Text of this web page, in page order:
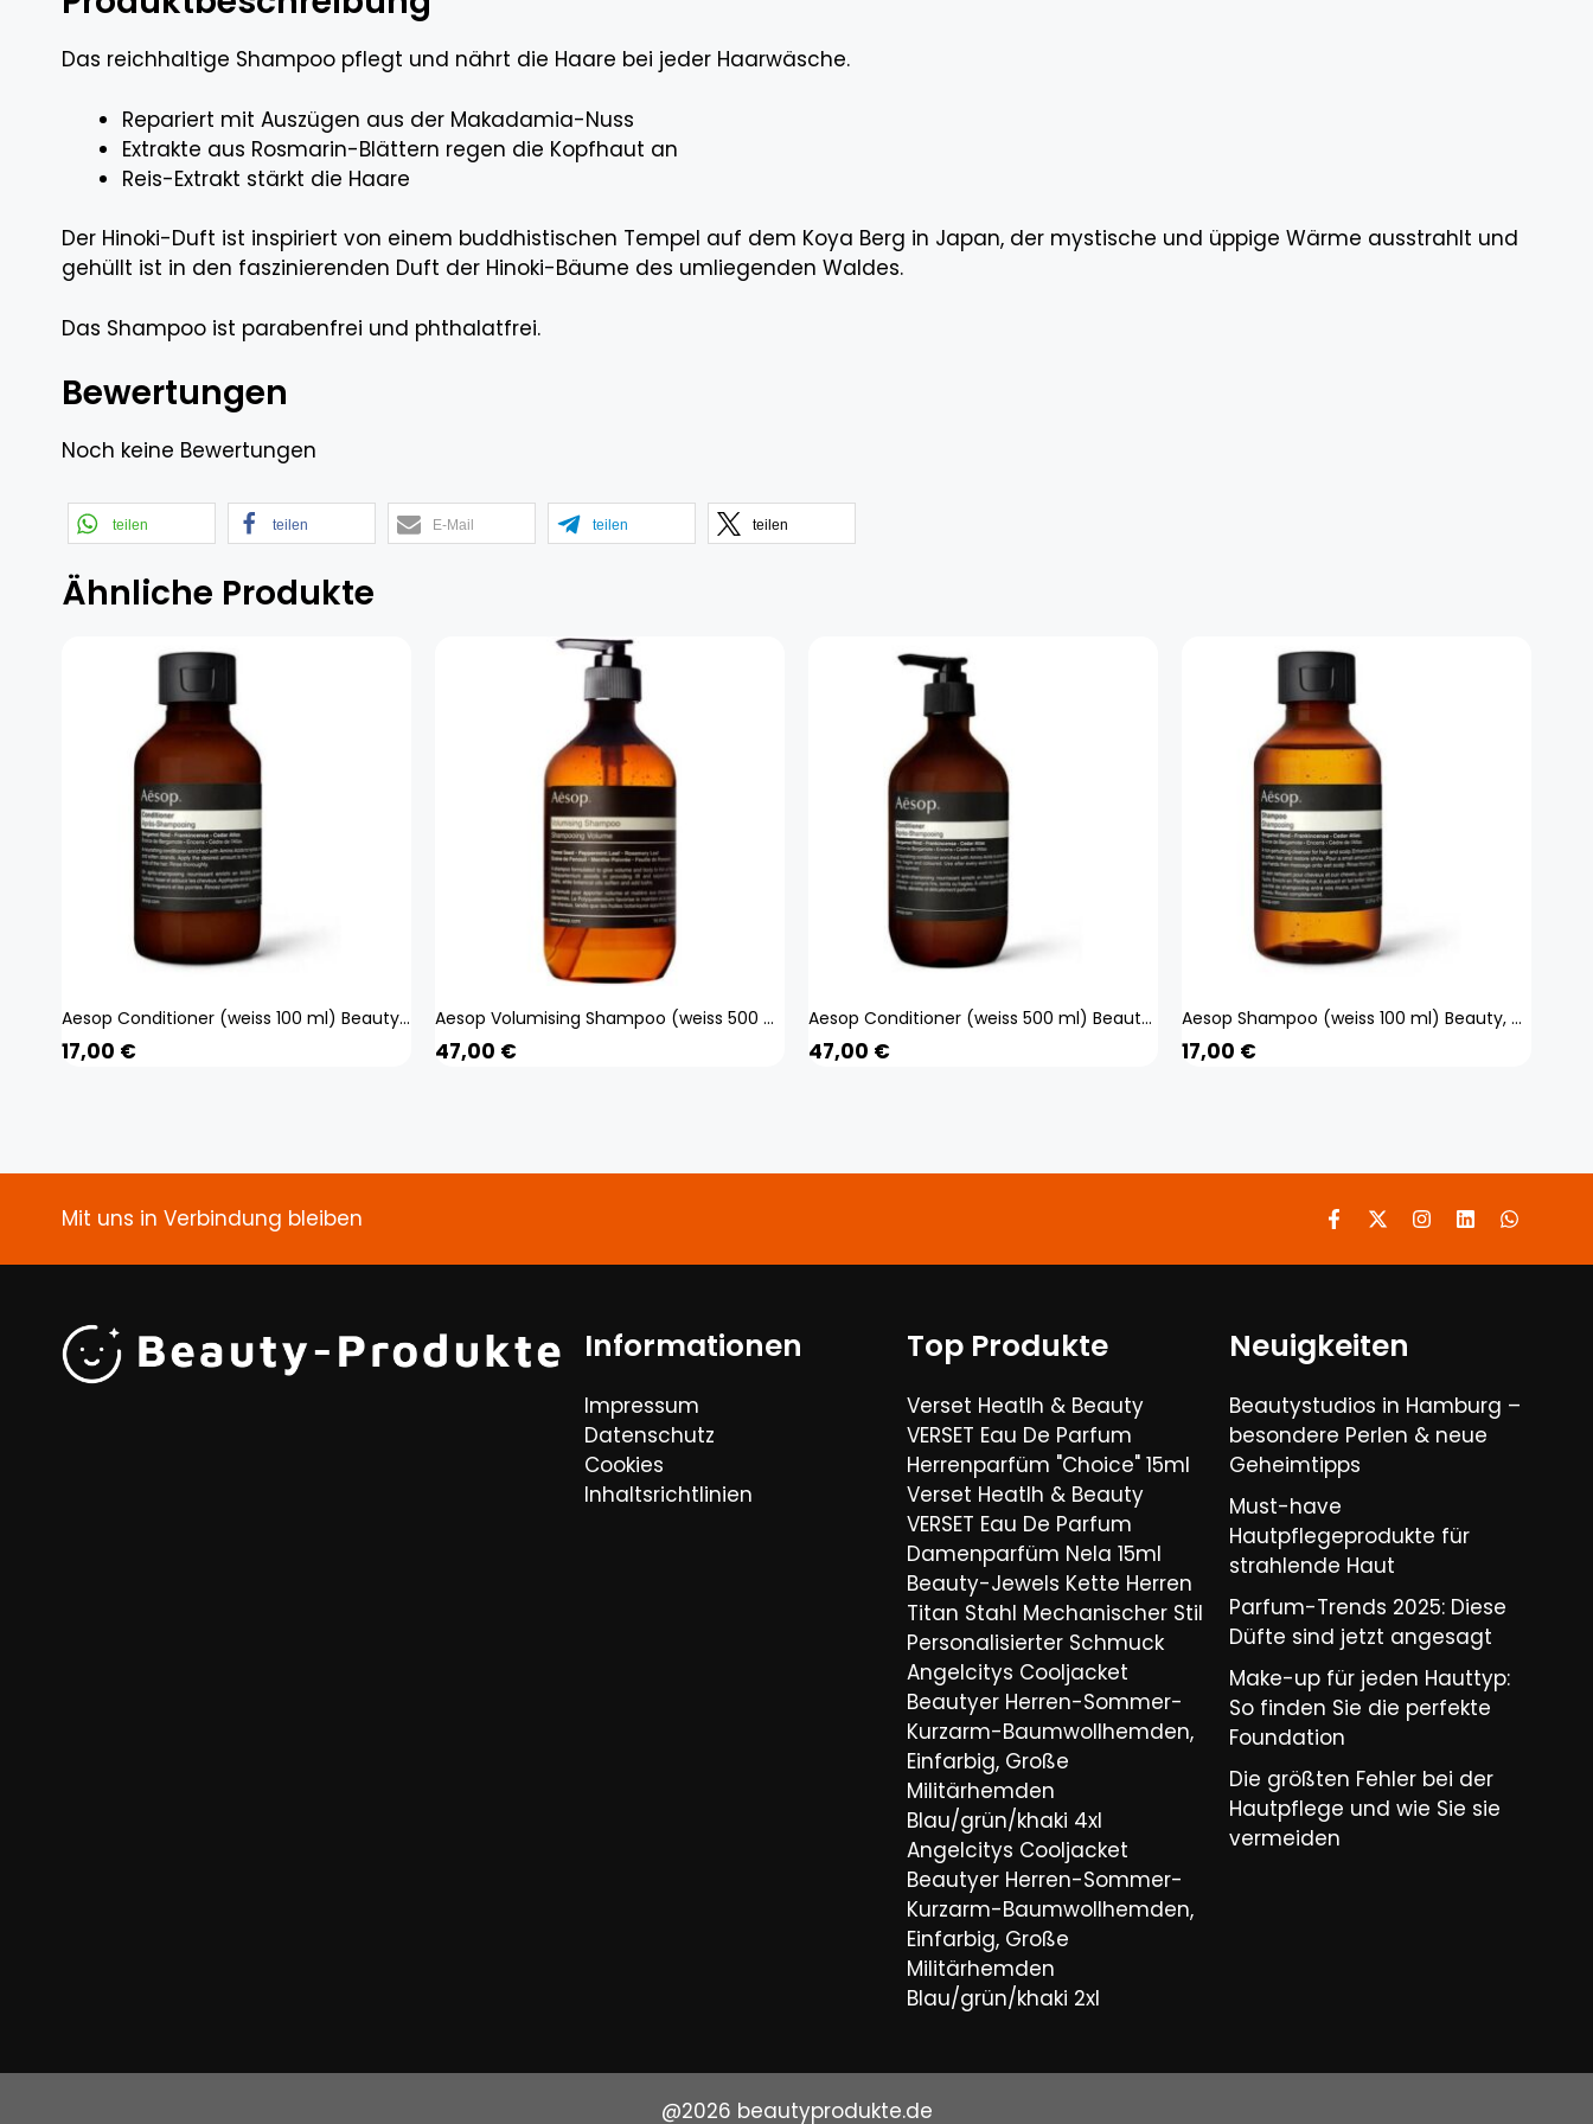
Das reichhaltige Shampoo pflegt und nährt die Haare bei jeder Haarwäsche.
Repariert mit Auszügen aus der Makadamia-Nuss
Extrakte aus Rosmarin-Blättern regen die Kopfhaut an
Reis-Extrakt stärkt die Haare
Der Hinoki-Duft ist inspiriert von einem buddhistischen Tempel auf dem Koya Berg in Japan, der mystische und üppige Wärme ausstrahlt und
gehüllt ist in den faszinierenden Duft der Hinoki-Bäume des umliegenden Waldes.
Das Shampoo ist parabenfrei und phthalatfrei.
Bewertungen
Noch keine Bewertungen
teilen teilen E-Mail teilen teilen
Ähnliche Produkte
Aesop Conditioner (weiss 100 ml) Beauty, Haare
17,00 €
Aesop Volumising Shampoo (weiss 500 ml) Beauty, Haare
47,00 €
Aesop Conditioner (weiss 500 ml) Beauty, Haare
47,00 €
Aesop Shampoo (weiss 100 ml) Beauty, Haare
17,00 €
Mit uns in Verbindung bleiben
Informationen
Impressum
Datenschutz
Cookies
Inhaltsrichtlinien
Top Produkte
Verset Heatlh & Beauty
VERSET Eau De Parfum
Herrenparfüm "Choice" 15ml
Verset Heatlh & Beauty
VERSET Eau De Parfum
Damenparfüm Nela 15ml
Beauty-Jewels Kette Herren
Titan Stahl Mechanischer Stil
Personalisierter Schmuck
Angelcitys Cooljacket
Beautyer Herren-Sommer-
Kurzarm-Baumwollhemden,
Einfarbig, Große
Militärhemden
Blau/grün/khaki 4xl
Angelcitys Cooljacket
Beautyer Herren-Sommer-
Kurzarm-Baumwollhemden,
Einfarbig, Große
Militärhemden
Blau/grün/khaki 2xl
Neuigkeiten
Beautystudios in Hamburg –
besondere Perlen & neue
Geheimtipps
Must-have
Hautpflegeprodukte für
strahlende Haut
Parfum-Trends 2025: Diese
Düfte sind jetzt angesagt
Make-up für jeden Hauttyp:
So finden Sie die perfekte
Foundation
Die größten Fehler bei der
Hautpflege und wie Sie sie
vermeiden
@2026 beautyprodukte.de